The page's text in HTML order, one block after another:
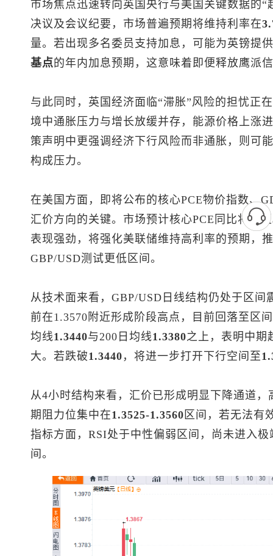
市场焦点迅速转向英国央行与美国关键数据的
决议及会议纪要，市场普遍预期将维持利率在
量。若出现多名委员支持加息，可能为英镑提
基点的年内加息预期，这意味着即便释放鹰派
与此同时，英国经济面临“滞胀”风险的担忧正
境中通胀压力与增长放缓并存，能源价格上涨
策声明中更强调经济下行风险而非通胀，则可
构成压力。
在美国方面，即将公布的核心PCE物价指数、
汇价方向的关键。市场预计核心PCE同比将升至
表现强劲，将强化美联储维持高利率的预期，
GBP/USD测试更低区间。
从技术面来看，GBP/USD日线结构仍处于区
前在1.3570附近形成阶段高点，目前回落至区
均线1.3440与200日均线1.3380之上，表明中期
大。若跌破1.3440 ，将进一步打开下行空间至
从4小时结构来看，汇价已形成明显下降通道
期阻力位集中在1.3525-1.3560 区间，若无法有
指标方面，RSI处于中性偏弱区间，尚未进入
间。